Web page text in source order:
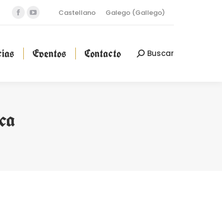
Facebook
in
YouTube
in
Castellano Galego (Gallego)
Eventos Contacto Buscar:
Buscar
Eventos Contacto Buscar